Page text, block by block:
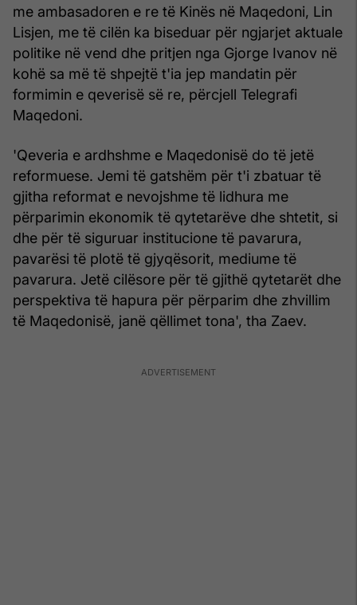
me ambasadoren e re të Kinës në Maqedoni, Lin
Lisjen, me të cilën ka biseduar për ngjarjet aktuale
politike në vend dhe pritjen nga Gjorge Ivanov në
kohë sa më të shpejtë t'ia jep mandatin për
formimin e qeverisë së re, përcjell Telegrafi
Maqedoni.
'Qeveria e ardhshme e Maqedonisë do të jetë
reformuese. Jemi të gatshëm për t'i zbatuar të
gjitha reformat e nevojshme të lidhura me
përparimin ekonomik të qytetarëve dhe shtetit, si
dhe për të siguruar institucione të pavarura,
pavarësi të plotë të gjyqësorit, mediume të
pavarura. Jetë cilësore për të gjithë qytetarët dhe
perspektiva të hapura për përparim dhe zhvillim
të Maqedonisë, janë qëllimet tona', tha Zaev.